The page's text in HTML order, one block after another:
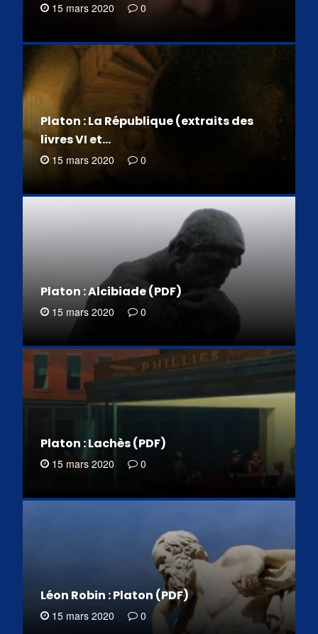
15 mars 2020 0
Platon : La République (extraits des
livres VI et…
15 mars 2020 0
Platon : Alcibiade (PDF)
15 mars 2020 0
Platon : Lachès (PDF)
15 mars 2020 0
Léon Robin : Platon (PDF)
15 mars 2020 0